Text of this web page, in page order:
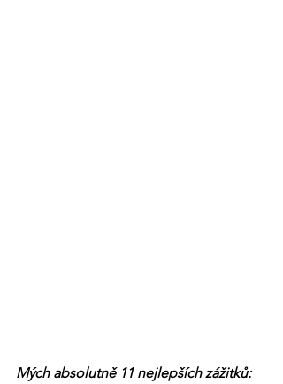
Mých absolutně 11 nejlepších zážitků: